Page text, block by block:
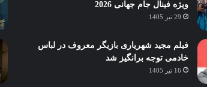
ویژه فینال جام جهانی 2026
29 تیر 1405
فیلم مجید شهریاری بازیگر معروف در لباس
خادمی توجه برانگیز شد
16 تیر 1405